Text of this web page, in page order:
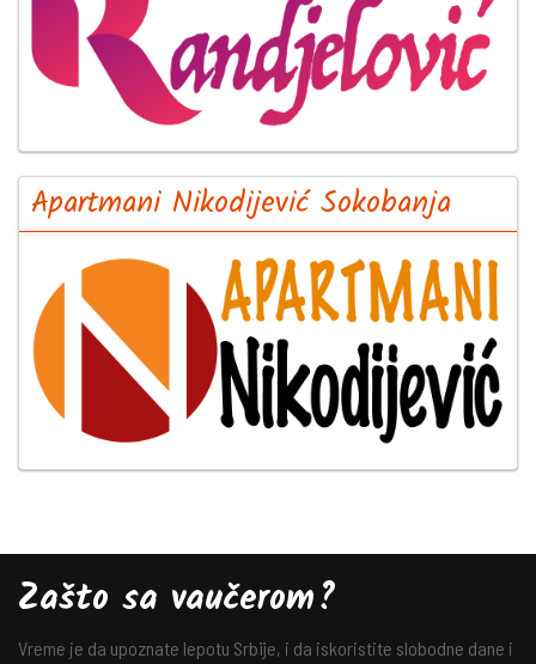
Apartmani Nikodijević Sokobanja
Zašto sa vaučerom?
Vreme je da upoznate lepotu Srbije, i da iskoristite slobodne dane i